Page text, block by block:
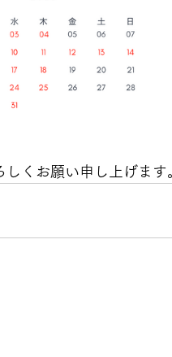
くお願い申し上げます